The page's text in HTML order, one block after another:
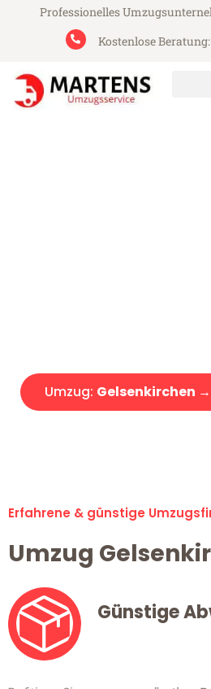
Professionelles
Kostenlose Beratung:
Umzug: Gelsenkirchen
Erfahrene & günstige
Umzug
Günstige